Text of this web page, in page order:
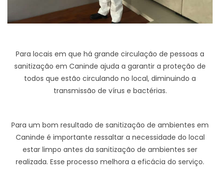
Para locais em que há grande circulação de pessoas a
sanitização em Caninde ajuda a garantir a proteção de
todos que estão circulando no local, diminuindo a
transmissão de vírus e bactérias.
Para um bom resultado de sanitização de ambientes em
Caninde é importante ressaltar a necessidade do local
estar limpo antes da sanitização de ambientes ser
realizada. Esse processo melhora a eficácia do serviço.